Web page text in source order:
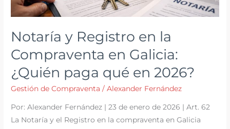
Notaría y Registro en la
Compraventa en Galicia:
¿Quién paga qué en 2026?
Gestión de Compraventa /Alexander Fernández
Por: Alexander Fernández | 23 de enero de 2026 | Art. 62
La Notaría y el Registro en la compraventa en Galicia